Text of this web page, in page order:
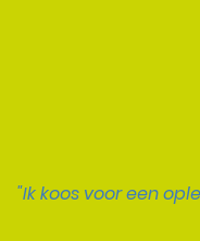
"Ik koos voor een